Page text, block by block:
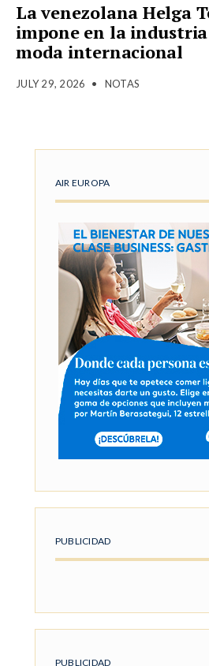
La venezolana Helga
impone en la
moda internacional
JULY 29, 2026 • NOTAS
AIR EUROPA
PUBLICIDAD
PUBLICIDAD